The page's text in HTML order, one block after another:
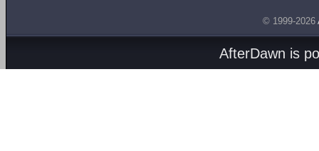
© 1999-2026
AfterDawn is